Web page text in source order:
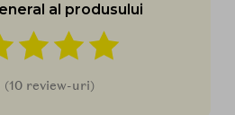
al produsului
(10 review-uri)